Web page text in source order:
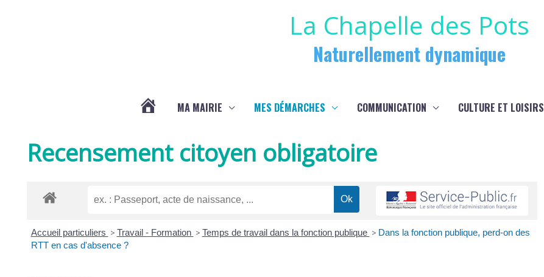
La Chapelle des Pots
Naturellement dynamique
DE
LA
MA MAIRIE MES DÉMARCHES COMMUNICATION CULTURE ET LOISIRS
Recensement citoyen obligatoire
Accueil particuliers > Travail - Formation > Temps de travail dans la fonction publique > Dans la fonction publique, perd-on des
RTT en cas d'absence ?